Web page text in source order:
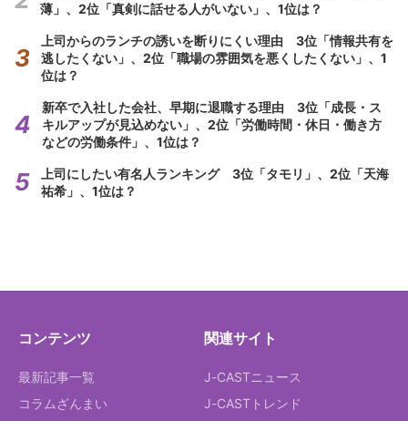
薄」、2位「真剣に話せる人がいない」、1位は？
上司からのランチの誘いを断りにくい理由 3位「情報共有を
逃したくない」、2位「職場の雰囲気を悪くしたくない」、1
位は？
新卒で入社した会社、早期に退職する理由 3位「成長・ス
キルアップが見込めない」、2位「労働時間・休日・働き方
などの労働条件」、1位は？
上司にしたい有名人ランキング 3位「タモリ」、2位「天海
祐希」、1位は？
コンテンツ
最新記事一覧
コラムざんまい
関連サイト
J-CASTニュース
J-CASTトレンド